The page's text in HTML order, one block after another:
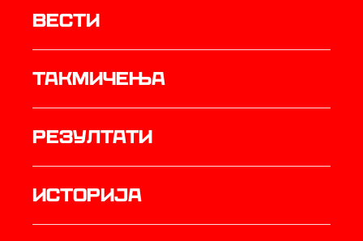
Вести
Такмичења
резултати
историја